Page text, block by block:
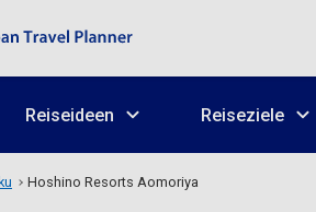
Reiseideen Reiseziele
Hoshino Resorts Aomoriya